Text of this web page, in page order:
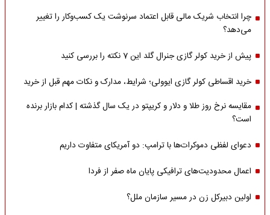
چرا انتخاب شریک مالی قابل اعتماد سرنوشت یک کسب‌وکار را تغییر
می‌دهد؟
پیش از خرید کولر گازی جنرال گلد این 7 نکته را بررسی کنید
خرید اقساطی کولر گازی ایوولی؛ شرایط، مدارک و نکات مهم قبل از خرید
مقایسه نرخ روز طلا و دلار و کریپتو در یک سال گذشته | کدام بازار برنده
است؟
دعوای لفظی دموکرات‌ها با ترامپ: دو آمریکای متفاوت داریم
اعمال محدودیت‌های ترافیکی پایان ماه صفر از فردا
اولین دبیرکل زن در مسیر سازمان‌ ملل؟